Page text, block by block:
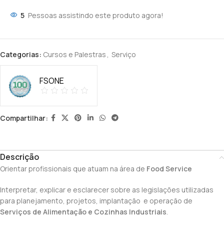
5 Pessoas assistindo este produto agora!
Categorias: Cursos e Palestras , Serviço
FSONE
Compartilhar:
Descrição
Orientar profissionais que atuam na área de Food Service
Interpretar, explicar e esclarecer sobre as legislações utilizadas
para planejamento, projetos, implantação e operação de
Serviços de Alimentação e Cozinhas Industriais.